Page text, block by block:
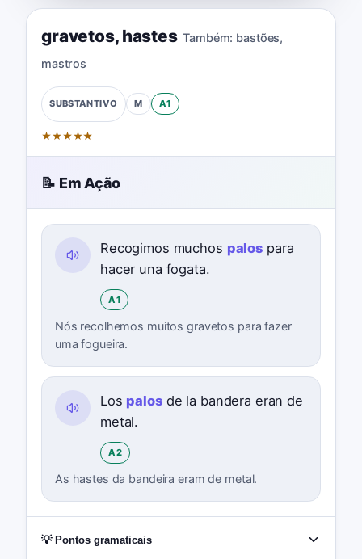
gravetos, hastes Também: bastões,
mastros
SUBSTANTIVO M A1
★★★★★
📝 Em Ação
Recogimos muchos palos para
hacer una fogata.
A1
Nós recolhemos muitos gravetos para fazer
uma fogueira.
Los palosde la bandera eran de
metal.
A2
As hastes da bandeira eram de metal.
💡 Pontos gramaticais